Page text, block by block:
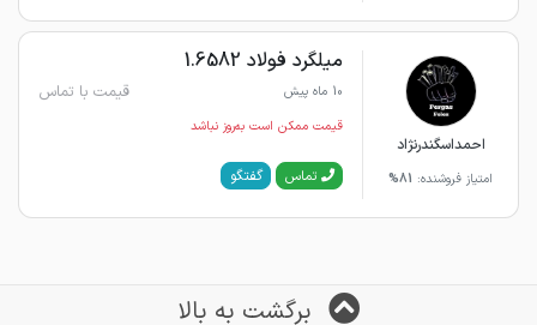
احمداسگندرنژاد
امتیاز فروشنده: 81%
میلگرد فولاد 1.6582
10 ماه پیش قیمت با تماس
قیمت ممکن است به‌روز نباشد
تماس گفتگو
برگشت به بالا